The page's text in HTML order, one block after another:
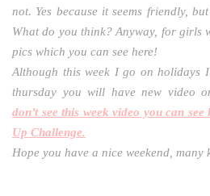
not. Yes because it seems friendly,
What do you think? Anyway, for girls
pics which you can see here!
Although this week I go on holidays
thursday you will have new video
don’t see this week video you can
Up Challenge.
Hope you have a nice weekend, many